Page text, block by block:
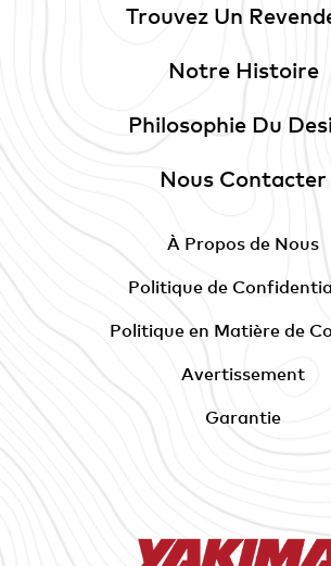
Trouvez Un
Notre Histoire
Philosophie Du
Nous Contacter
À Propos de Nous
Politique de
Politique en Matière de
Avertissement
Garantie